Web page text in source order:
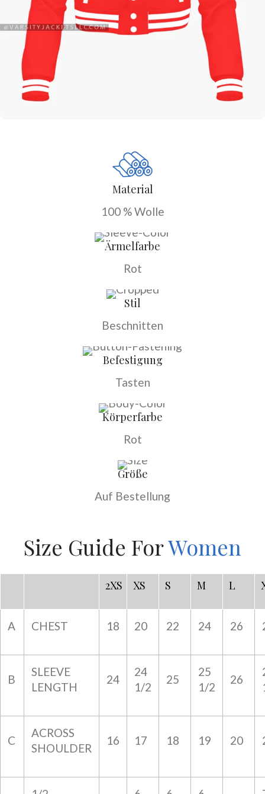
Material
100 % Wolle
Ärmelfarbe
Rot
Stil
Beschnitten
Befestigung
Tasten
Körperfarbe
Rot
Größe
Auf Bestellung
Size Guide ForWomen
2XS XS S M L
A CHEST 18 20 22 24 26
B
SLEEVE
LENGTH
24
24
1/2
25
25
1/2
26
C
ACROSS
SHOULDER
16 17 18 19 20